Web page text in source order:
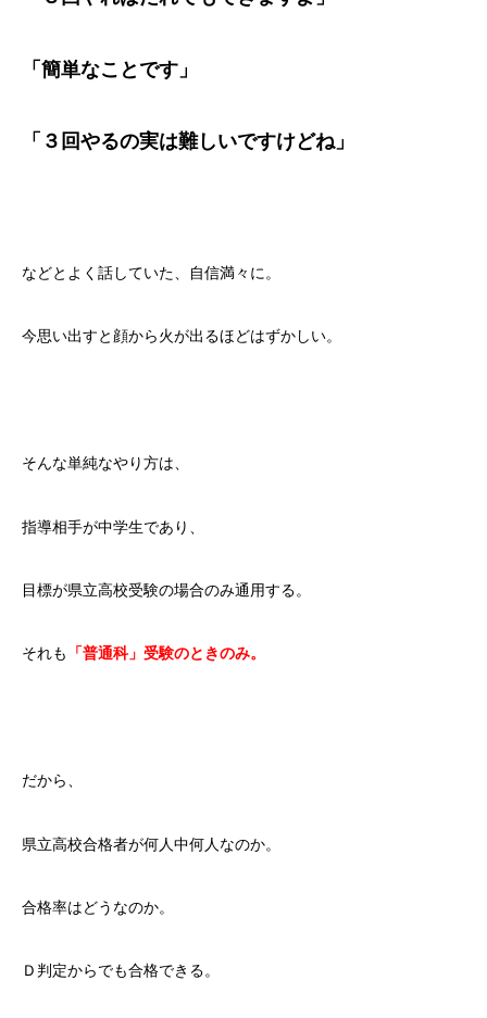
「簡単なことです」
「３回やるの実は難しいですけどね」
などとよく話していた、自信満々に。
今思い出すと顔から火が出るほどはずかしい。
そんな単純なやり方は、
指導相手が中学生であり、
目標が県立高校受験の場合のみ通用する。
それも 「普通科」受験のときのみ。
だから、
県立高校合格者が何人中何人なのか。
合格率はどうなのか。
Ｄ判定からでも合格できる。